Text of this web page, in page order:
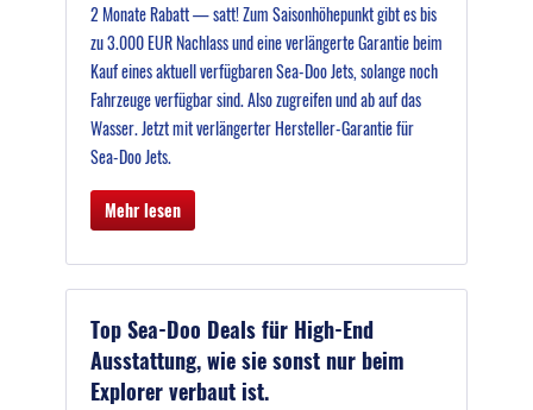
2 Monate Rabatt — satt! Zum Saisonhöhepunkt gibt es bis
zu 3.000 EUR Nachlass und eine verlängerte Garantie beim
Kauf eines aktuell verfügbaren Sea-Doo Jets, solange noch
Fahrzeuge verfügbar sind. Also zugreifen und ab auf das
Wasser. Jetzt mit verlängerter Hersteller-Garantie für
Sea-Doo Jets.
Mehr lesen
Top Sea-Doo Deals für High-End
Ausstattung, wie sie sonst nur beim
Explorer verbaut ist.